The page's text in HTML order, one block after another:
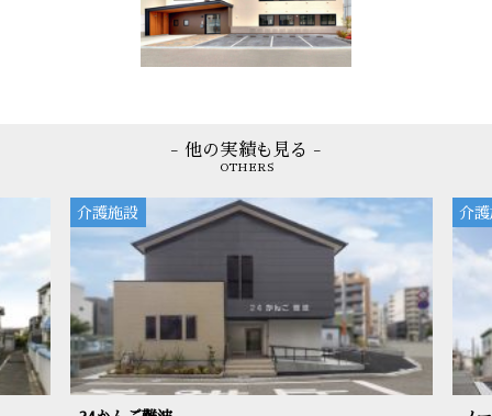
- 他の実績も見る -
OTHERS
介護施設 介